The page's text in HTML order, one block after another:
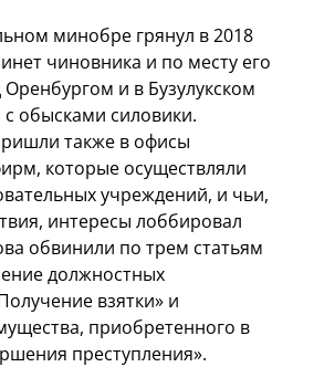
минобре грянул в 2018
чиновника и по месту его
и в Бузулукском
с обысками силовики.
также в офисы
которые осуществляли
учреждений, и чьи,
интересы лоббировал
обвинили по трем статьям
должностных
взятки» и
приобретенного в
преступления».